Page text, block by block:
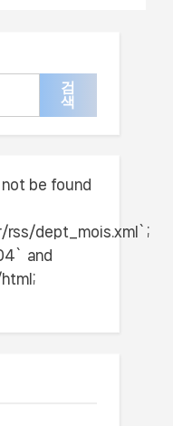
검
색
be found
rss/dept_mois.xml`;
and